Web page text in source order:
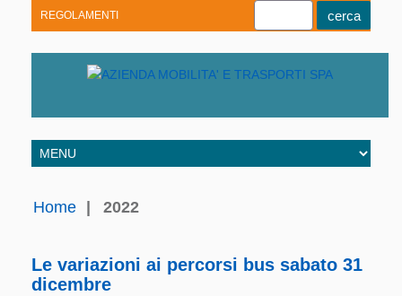
REGOLAMENTI
Home 2022
Le variazioni ai percorsi bus sabato 31
dicembre